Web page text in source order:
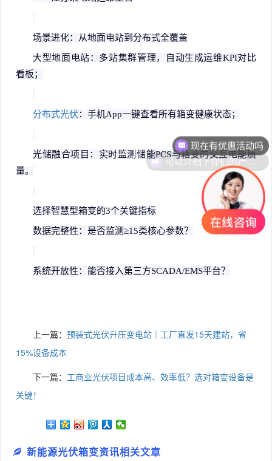
场景进化：从地面电站到分布式全覆盖
大型地面电站：多站集群管理，自动生成运维KPI对比
看板；
分布式光伏：手机App一键查看所有箱变健康状态；
光储融合项目：实时监测储能PCS与箱变的交互电能质
量。
选择智慧型箱变的3个关键指标
数据完整性：是否监测≥15类核心参数？
系统开放性：能否接入第三方SCADA/EMS平台？
上一篇： 预装式光伏升压变电站｜工厂直发15天建站，省
15%设备成本
下一篇： 工商业光伏项目成本高、效率低？选对箱变设备是
关键！
新能源光伏箱变资讯相关文章
可以介绍下你们的产品么